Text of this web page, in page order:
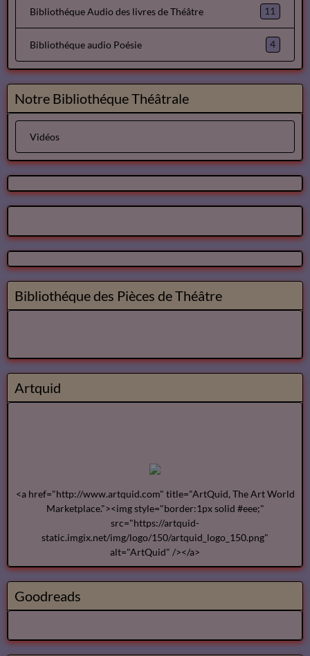
Bibliothéque Audio des livres de Théâtre 11
Bibliothéque audio Poésie 4
Notre Bibliothéque Théâtrale
Vidéos
Bibliothéque des Pièces de Théâtre
Artquid
<a href="http://www.artquid.com" title="ArtQuid, The Art World
Marketplace."><img style="border:1px solid #eee;"
src="https://artquid-
static.imgix.net/img/logo/150/artquid_logo_150.png"
alt="ArtQuid" /></a>
Goodreads